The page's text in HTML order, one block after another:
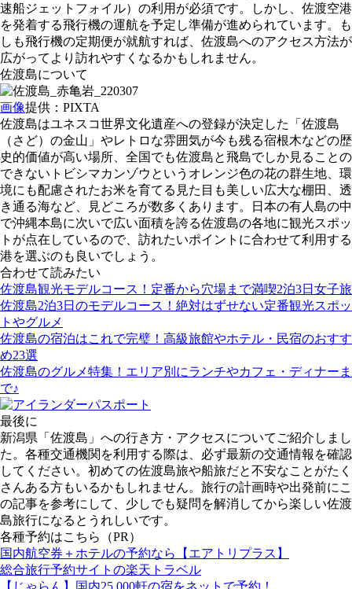
速船ジェットフォイル）の利用が必須です。しかし、佐渡空港
を発着する飛行機の運航を予定し準備が進められています。も
しも飛行機の定期便が就航すれば、佐渡島へのアクセス方法が
広がってより訪れやすくなるかもしれません。
佐渡島について
画像提供：PIXTA
佐渡島はユネスコ世界文化遺産への登録が決定した「佐渡島
（さど）の金山」やレトロな雰囲気が今も残る宿根木などの歴
史的価値が高い場所、全国でも佐渡島と飛島でしか見ることの
できないトビシマカンゾウというオレンジ色の花の群生地、環
境にも配慮されたお米を育てる見た目も美しい広大な棚田、透
き通る海など、見どころが数多くあります。日本の有人島の中
で沖縄本島に次いで広い面積を誇る佐渡島の各地に観光スポッ
トが点在しているので、訪れたいポイントに合わせて利用する
港を選ぶのも良いでしょう。
合わせて読みたい
佐渡島観光モデルコース！定番から穴場まで満喫2泊3日女子旅
佐渡島2泊3日のモデルコース！絶対はずせない定番観光スポッ
トやグルメ
佐渡島の宿泊はこれで完璧！高級旅館やホテル・民宿のおすす
め23選
佐渡島のグルメ特集！エリア別にランチやカフェ・ディナーま
で♪
最後に
新潟県「佐渡島」への行き方・アクセスについてご紹介しまし
た。各種交通機関を利用する際は、必ず最新の交通情報を確認
してください。初めての佐渡島旅や船旅だと不安なことがたく
さんある方もいるかもしれません。旅行の計画時や出発前にこ
の記事を参考にして、少しでも疑問を解消してから楽しい佐渡
島旅行になるとうれしいです。
各種予約はこちら（PR）
国内航空券＋ホテルの予約なら【エアトリプラス】
総合旅行予約サイトの楽天トラベル